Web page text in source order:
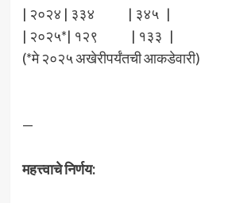
| २०२४ | ३३४ | ३४५ |
| २०२५*| १२९ | १३३ |
(*मे २०२५ अखेरीपर्यंतची आकडेवारी)
—
महत्त्वाचे निर्णय: